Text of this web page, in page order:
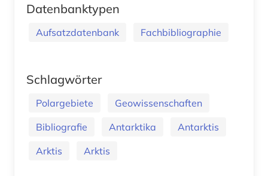
Datenbanktypen
Aufsatzdatenbank Fachbibliographie
Schlagwörter
Polargebiete
Geowissenschaften
Bibliografie
Antarktika
Antarktis
Arktis
Arktis